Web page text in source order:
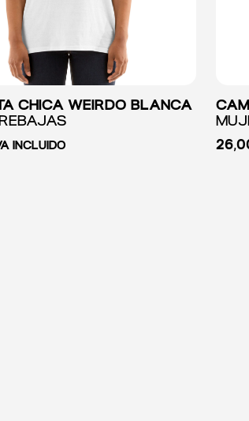
CHICA WEIRDO BLANCA
INCLUIDO